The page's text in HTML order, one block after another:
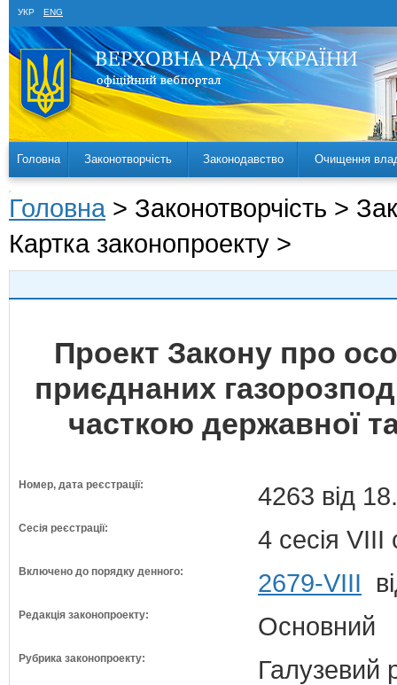
УКР ENG
Головна Законотворчість Законодавство Очищення
Головна > Законотворчість >
Картка законопроекту >
Проект Закону про
приєднаних
часткою державної
Номер, дата реєстрації: 4263 від
Сесія реєстрації: 4 сесія VIII
Включено до порядку денного: 2679-VIII
Редакція законопроекту: Основний
Рубрика законопроекту: Галузевий